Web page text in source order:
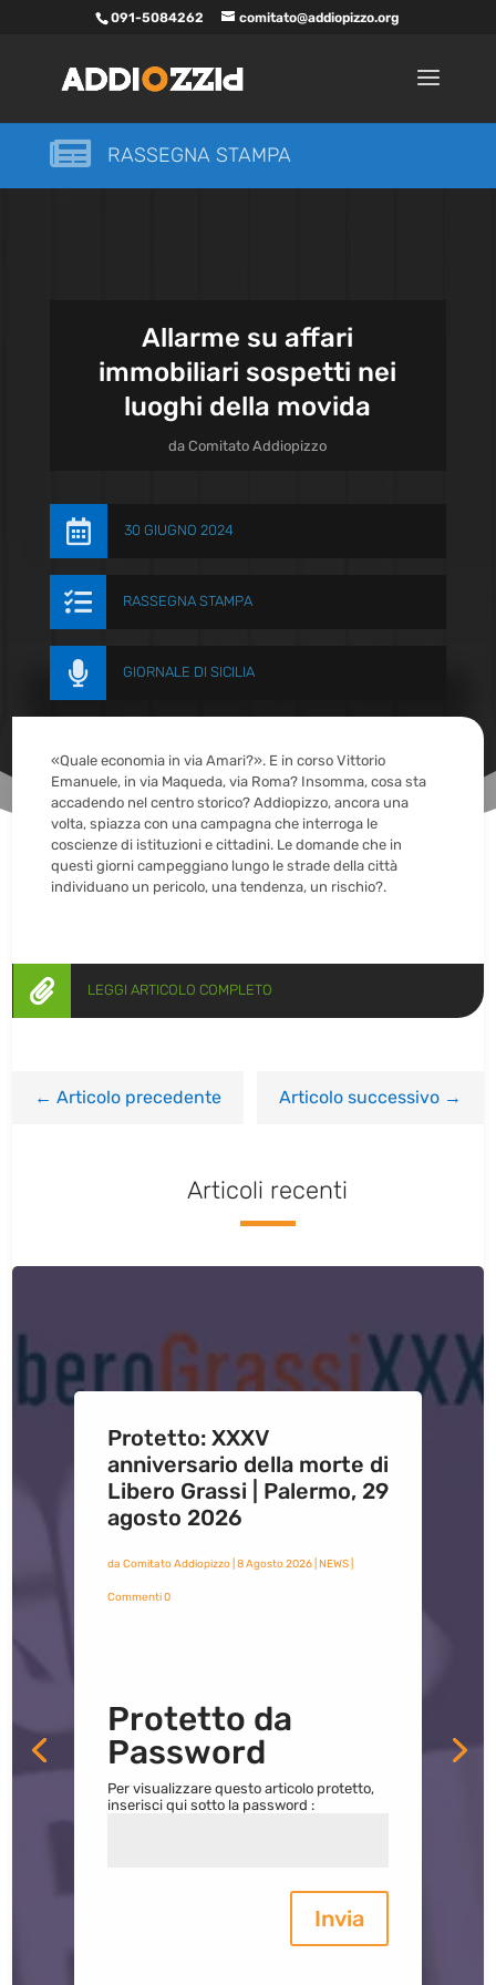
091-5084262 comitato@addiopizzo.org
 RASSEGNA STAMPA
Allarme su affari
immobiliari sospetti nei
luoghi della movida
daComitato Addiopizzo
 30 GIUGNO 2024
 RASSEGNA STAMPA
 GIORNALE DI SICILIA
«Quale economia in via Amari?». E in corso Vittorio
Emanuele, in via Maqueda, via Roma? Insomma, cosa sta
accadendo nel centro storico? Addiopizzo, ancora una
volta, spiazza con una campagna che interroga le
coscienze di istituzioni e cittadini. Le domande che in
questi giorni campeggiano lungo le strade della città
individuano un pericolo, una tendenza, un rischio?.
 LEGGI ARTICOLO COMPLETO
←Articolo precedente Articolo successivo→
Articoli recenti
Protetto: XXXV
anniversario della morte di
Libero Grassi | Palermo, 29
agosto 2026
da Comitato Addiopizzo| 8 Agosto 2026| NEWS|
Commenti 0
Protetto da
Password
Per visualizzare questo articolo protetto,
inserisci qui sotto la password :
Invia